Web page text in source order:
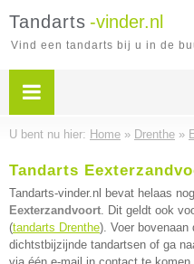
Tandarts -vinder.nl
Vind een tandarts bij u in de
U bent nu hier: Home » Drenthe »
Tandarts
Tandarts-vinder.nl bevat helaas
Eexterzandvoort. Dit geldt ook
(tandarts Drenthe). Voer bovenaan
dichtstbijzijnde tandartsen of ga